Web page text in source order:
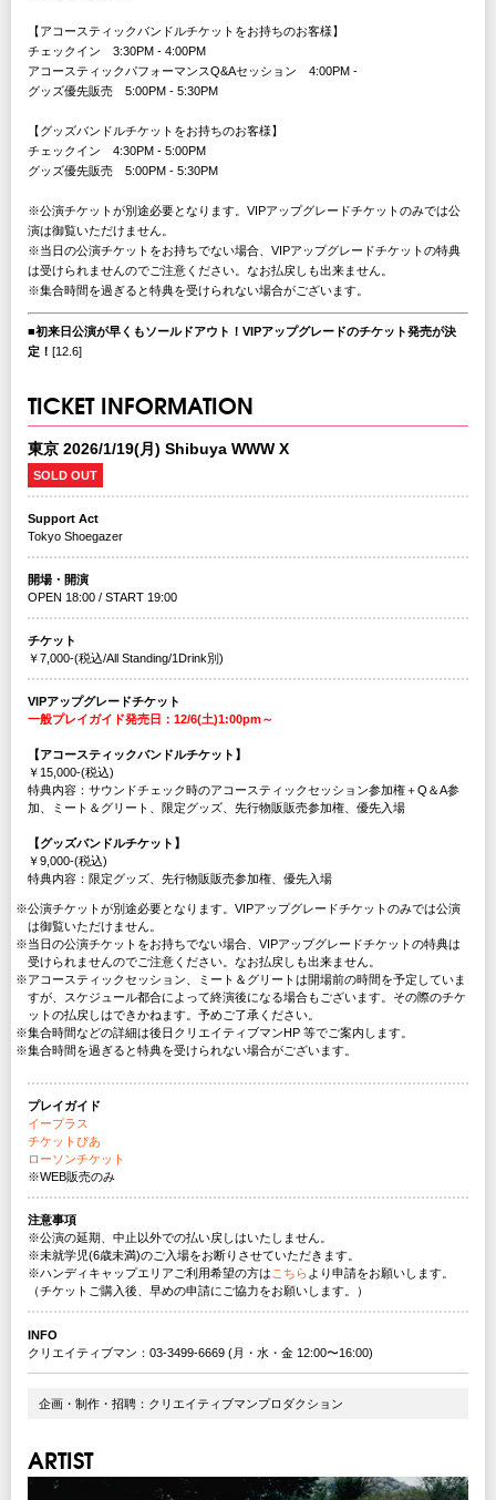
【アコースティックバンドルチケットをお持ちのお客様】
チェックイン 3:30PM - 4:00PM
アコースティックパフォーマンスQ&Aセッション 4:00PM -
グッズ優先販売 5:00PM - 5:30PM
【グッズバンドルチケットをお持ちのお客様】
チェックイン 4:30PM - 5:00PM
グッズ優先販売 5:00PM - 5:30PM
※公演チケットが別途必要となります。VIPアップグレードチケットのみでは公
演は御覧いただけません。
※当日の公演チケットをお持ちでない場合、VIPアップグレードチケットの特典
は受けられませんのでご注意ください。なお払戻しも出来ません。
※集合時間を過ぎると特典を受けられない場合がございます。
■初来日公演が早くもソールドアウト！VIPアップグレードのチケット発売が決
定！ [12.6]
TICKET INFORMATION
東京 2026/1/19(月) Shibuya WWW X
SOLD OUT
Support Act
Tokyo Shoegazer
開場・開演
OPEN 18:00 / START 19:00
チケット
￥7,000-(税込/All Standing/1Drink別)
VIPアップグレードチケット
一般プレイガイド発売日：12/6(土)1:00pm～
【アコースティックバンドルチケット】
￥15,000-(税込)
特典内容：サウンドチェック時のアコースティックセッション参加権＋Q＆A参
加、ミート＆グリート、限定グッズ、先行物販販売参加権、優先入場
【グッズバンドルチケット】
￥9,000-(税込)
特典内容：限定グッズ、先行物販販売参加権、優先入場
※公演チケットが別途必要となります。VIPアップグレードチケットのみでは公演
は御覧いただけません。
※当日の公演チケットをお持ちでない場合、VIPアップグレードチケットの特典は
受けられませんのでご注意ください。なお払戻しも出来ません。
※アコースティックセッション、ミート＆グリートは開場前の時間を予定していま
すが、スケジュール都合によって終演後になる場合もございます。その際のチケ
ットの払戻しはできかねます。予めご了承ください。
※集合時間などの詳細は後日クリエイティブマンHP 等でご案内します。
※集合時間を過ぎると特典を受けられない場合がございます。
プレイガイド
イープラス
チケットぴあ
ローソンチケット
※WEB販売のみ
注意事項
※公演の延期、中止以外での払い戻しはいたしません。
※未就学児(6歳未満)のご入場をお断りさせていただきます。
※ハンディキャップエリアご利用希望の方はこちらより申請をお願いします。
（チケットご購入後、早めの申請にご協力をお願いします。）
INFO
クリエイティブマン：03-3499-6669 (月・水・金 12:00〜16:00)
企画・制作・招聘：クリエイティブマンプロダクション
ARTIST